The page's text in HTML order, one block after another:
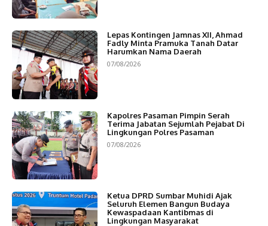
Lepas Kontingen Jamnas XII, Ahmad
Fadly Minta Pramuka Tanah Datar
Harumkan Nama Daerah
07/08/2026
Kapolres Pasaman Pimpin Serah
Terima Jabatan Sejumlah Pejabat Di
Lingkungan Polres Pasaman
07/08/2026
Ketua DPRD Sumbar Muhidi Ajak
Seluruh Elemen Bangun Budaya
Kewaspadaan Kantibmas di
Lingkungan Masyarakat